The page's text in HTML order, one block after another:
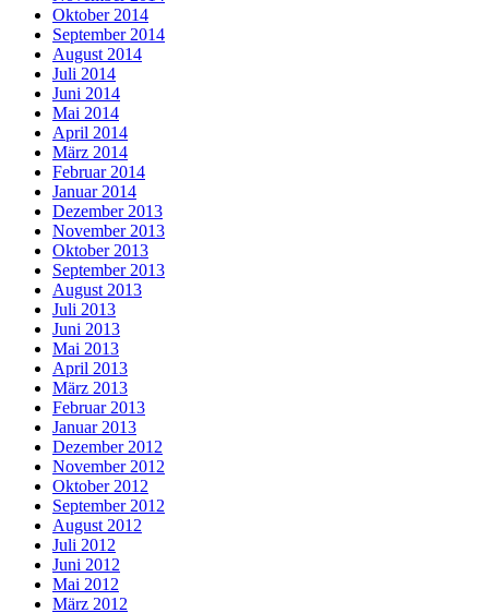
Oktober 2014
September 2014
August 2014
Juli 2014
Juni 2014
Mai 2014
April 2014
März 2014
Februar 2014
Januar 2014
Dezember 2013
November 2013
Oktober 2013
September 2013
August 2013
Juli 2013
Juni 2013
Mai 2013
April 2013
März 2013
Februar 2013
Januar 2013
Dezember 2012
November 2012
Oktober 2012
September 2012
August 2012
Juli 2012
Juni 2012
Mai 2012
März 2012